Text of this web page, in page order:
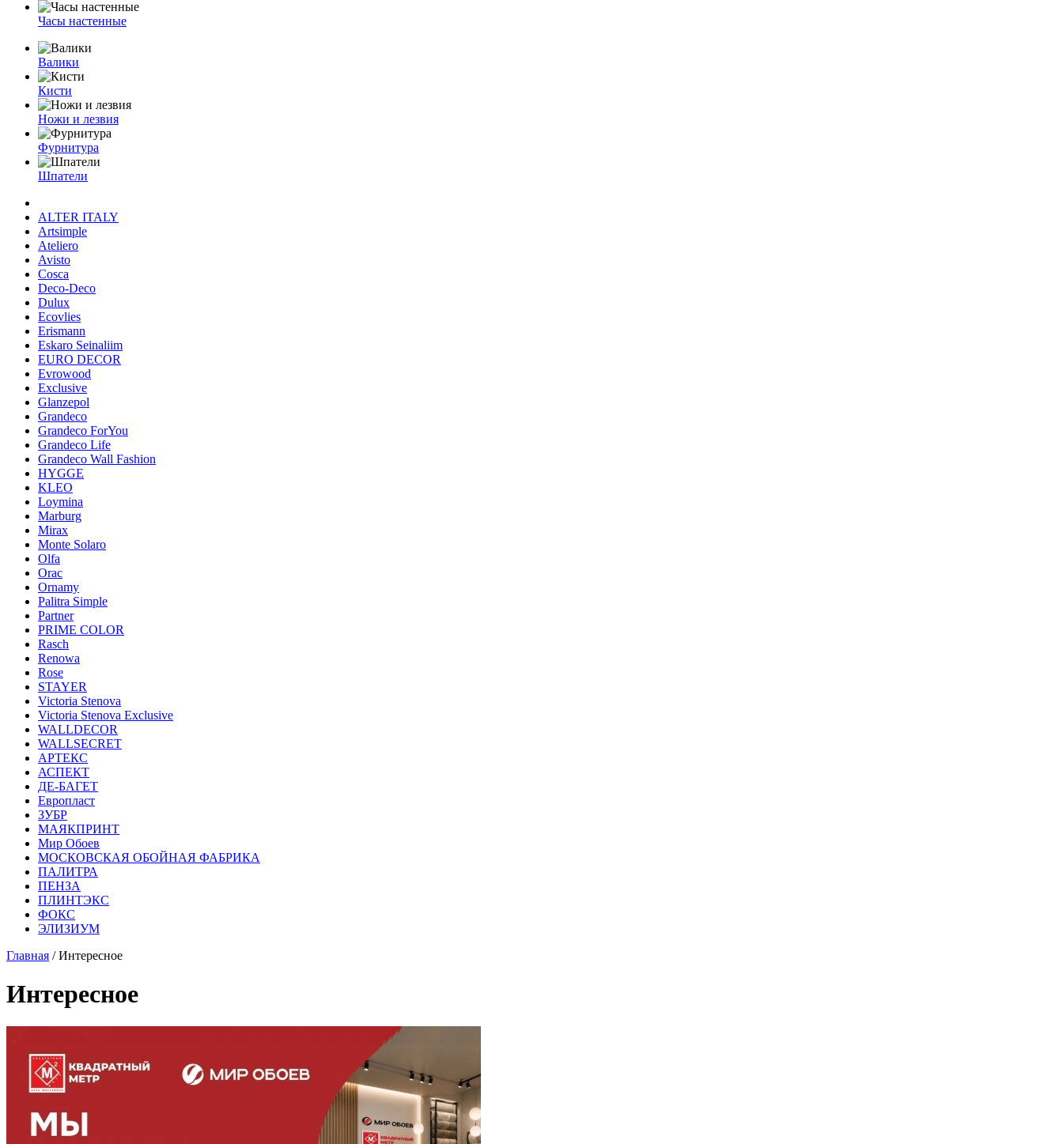
Часы настенные
Валики
Кисти
Ножи и лезвия
Фурнитура
Шпатели
ALTER ITALY
Artsimple
Ateliero
Avisto
Cosca
Deco-Deco
Dulux
Ecovlies
Erismann
Eskaro Seinaliim
EURO DECOR
Evrowood
Exclusive
Glanzepol
Grandeco
Grandeco ForYou
Grandeco Life
Grandeco Wall Fashion
HYGGE
KLEO
Loymina
Marburg
Mirax
Monte Solaro
Olfa
Orac
Ornamy
Palitra Simple
Partner
PRIME COLOR
Rasch
Renowa
Rose
STAYER
Victoria Stenova
Victoria Stenova Exclusive
WALLDECOR
WALLSECRET
АРТЕКС
АСПЕКТ
ДЕ-БАГЕТ
Европласт
ЗУБР
МАЯКПРИНТ
Мир Обоев
МОСКОВСКАЯ ОБОЙНАЯ ФАБРИКА
ПАЛИТРА
ПЕНЗА
ПЛИНТЭКС
ФОКС
ЭЛИЗИУМ
Главная / Интересное
Интересное